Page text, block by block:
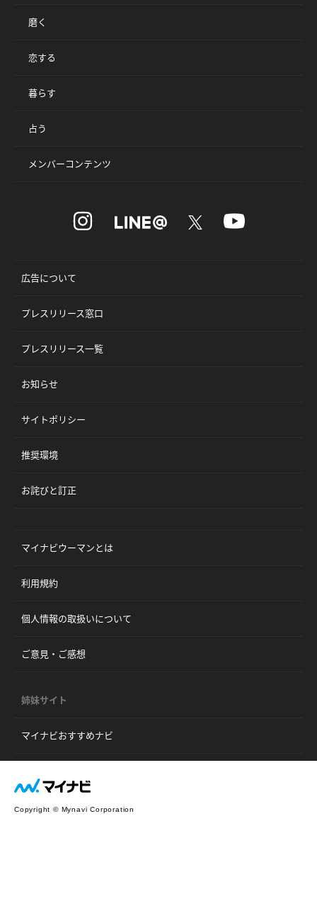
磨く
恋する
暮らす
占う
メンバーコンテンツ
広告について
プレスリリース窓口
プレスリリース一覧
お知らせ
サイトポリシー
推奨環境
お詫びと訂正
マイナビウーマンとは
利用規約
個人情報の取扱いについて
ご意見・ご感想
姉妹サイト
マイナビおすすめナビ
Copyright © Mynavi Corporation